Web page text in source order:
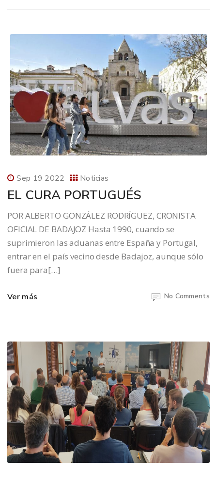
Sep 19 2022 Noticias
EL CURA PORTUGUÉS
POR ALBERTO GONZÁLEZ RODRÍGUEZ, CRONISTA
OFICIAL DE BADAJOZ Hasta 1990, cuando se
suprimieron las aduanas entre España y Portugal,
entrar en el país vecino desde Badajoz, aunque sólo
fuera para[…]
Ver más No Comments